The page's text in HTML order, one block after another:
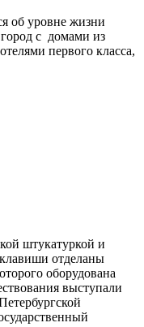
об уровне жизни
с домами из
первого класса,
штукатуркой и
отделаны
оборудована
выступали